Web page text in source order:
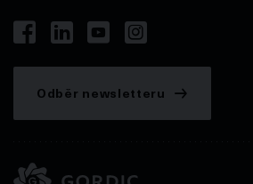
Odběr newsletteru